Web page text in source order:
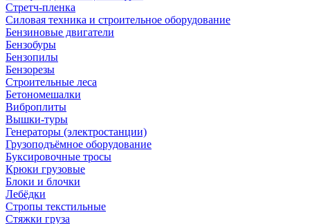
Стретч-пленка
Силовая техника и строительное оборудование
Бензиновые двигатели
Бензобуры
Бензопилы
Бензорезы
Строительные леса
Бетономешалки
Виброплиты
Вышки-туры
Генераторы (электростанции)
Грузоподъёмное оборудование
Буксировочные тросы
Крюки грузовые
Блоки и блочки
Лебёдки
Стропы текстильные
Стяжки груза